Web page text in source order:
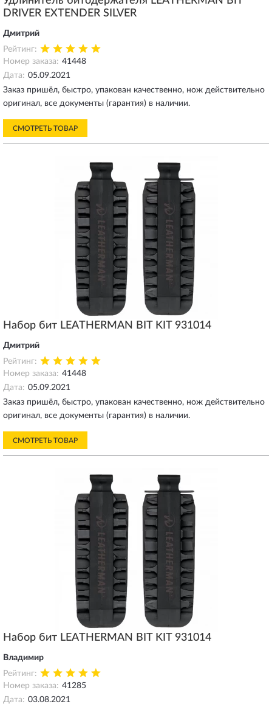
DRIVER EXTENDER SILVER
Дмитрий
Рейтинг:
Номер заказа: 41448
Дата: 05.09.2021
Заказ пришёл, быстро, упакован качественно, нож действительно
оригинал, все документы (гарантия) в наличии.
СМОТРЕТЬ ТОВАР
Набор бит LEATHERMAN BIT KIT 931014
Дмитрий
Рейтинг:
Номер заказа: 41448
Дата: 05.09.2021
Заказ пришёл, быстро, упакован качественно, нож действительно
оригинал, все документы (гарантия) в наличии.
СМОТРЕТЬ ТОВАР
Набор бит LEATHERMAN BIT KIT 931014
Владимир
Рейтинг:
Номер заказа: 41285
Дата: 03.08.2021